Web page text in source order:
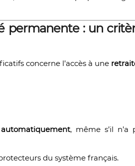
permanente : un
concerne l’accès à une
, même s’il
du système français.